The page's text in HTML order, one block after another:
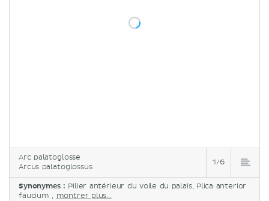
Arc palatoglosse
Arcus palatoglossus
1/6
Synonymes : Pilier antérieur du voile du palais, Plica anterior
faucium , montrer plus...